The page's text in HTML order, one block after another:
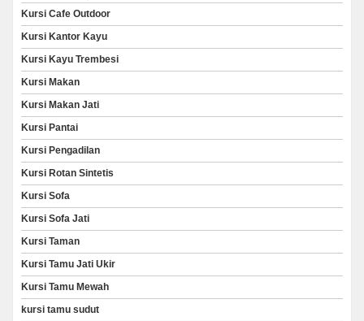
Kursi Cafe Outdoor
Kursi Kantor Kayu
Kursi Kayu Trembesi
Kursi Makan
Kursi Makan Jati
Kursi Pantai
Kursi Pengadilan
Kursi Rotan Sintetis
Kursi Sofa
Kursi Sofa Jati
Kursi Taman
Kursi Tamu Jati Ukir
Kursi Tamu Mewah
kursi tamu sudut